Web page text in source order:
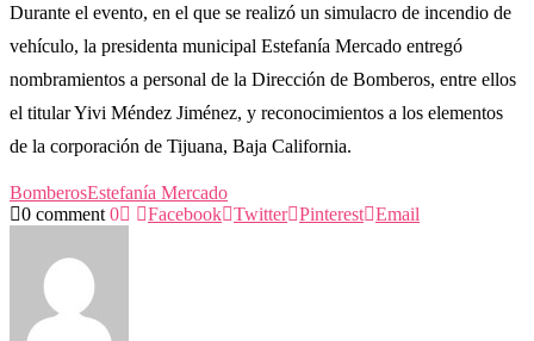
Durante el evento, en el que se realizó un simulacro de incendio de
vehículo, la presidenta municipal Estefanía Mercado entregó
nombramientos a personal de la Dirección de Bomberos, entre ellos
el titular Yivi Méndez Jiménez, y reconocimientos a los elementos
de la corporación de Tijuana, Baja California.
BomberosEstefanía Mercado
0 comment 0 Facebook Twitter Pinterest Email